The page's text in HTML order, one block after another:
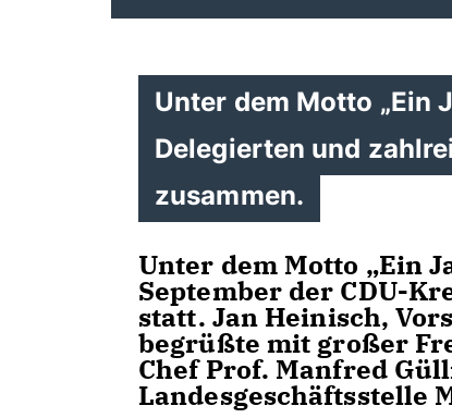
Unter dem Motto „Ein
Delegierten und
zusammen.
Unter dem Motto „Ein
September der CDU-
statt. Jan Heinisch,
begrüßte mit großer
Chef Prof. Manfred
Landesgeschäftsstelle